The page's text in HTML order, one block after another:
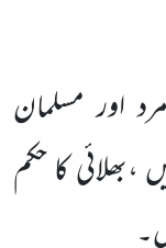
اور مسلمان
کا حکم